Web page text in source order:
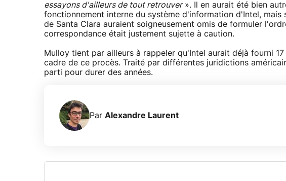
essayons d'ailleurs de tout retrouver». Il en aurait été bien
fonctionnement interne du système d'information d'Intel, mais
de Santa Clara auraient soigneusement omis de formuler
correspondance était justement sujette à caution.
Mulloy tient par ailleurs à rappeler qu'Intel aurait déjà fourni
cadre de ce procès. Traité par différentes juridictions
parti pour durer des années.
Par Alexandre Laurent